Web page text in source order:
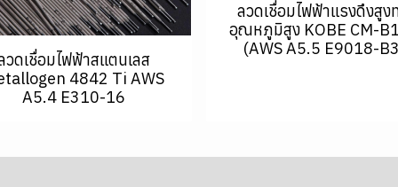
วดเชื่อมไฟฟ้าสแตนเลส
4842 Ti AWS
A5.4 E310-16
ลวดเชื่อมไฟฟ้าแรงดึงสูง
อุณหภูมิสูง KOBE CM-
(AWS A5.5 E9018-